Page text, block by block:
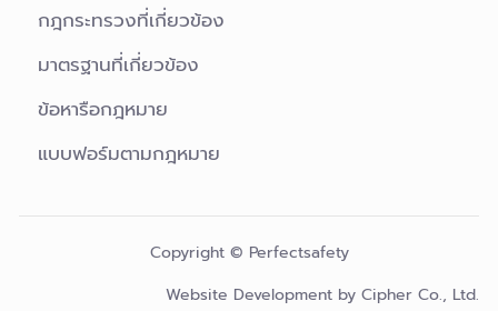
กฎกระทรวงที่เกี่ยวข้อง
มาตรฐานที่เกี่ยวข้อง
ข้อหารือกฎหมาย
แบบฟอร์มตามกฎหมาย
Copyright © Perfectsafety
Website Development by Cipher Co., Ltd.